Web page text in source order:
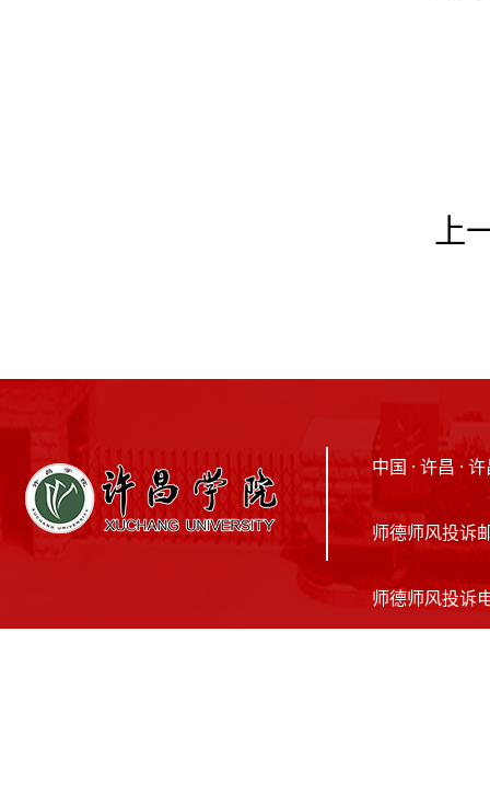
上
中国 · 许昌 ·
师德师风投诉
师德师风投诉